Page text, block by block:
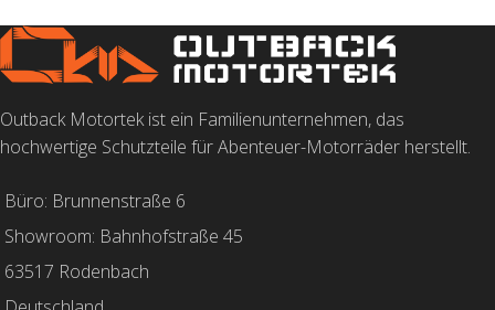
Outback Motortek ist ein Familienunternehmen, das
hochwertige Schutzteile für Abenteuer-Motorräder herstellt.
Büro: Brunnenstraße 6
Showroom: Bahnhofstraße 45
63517 Rodenbach